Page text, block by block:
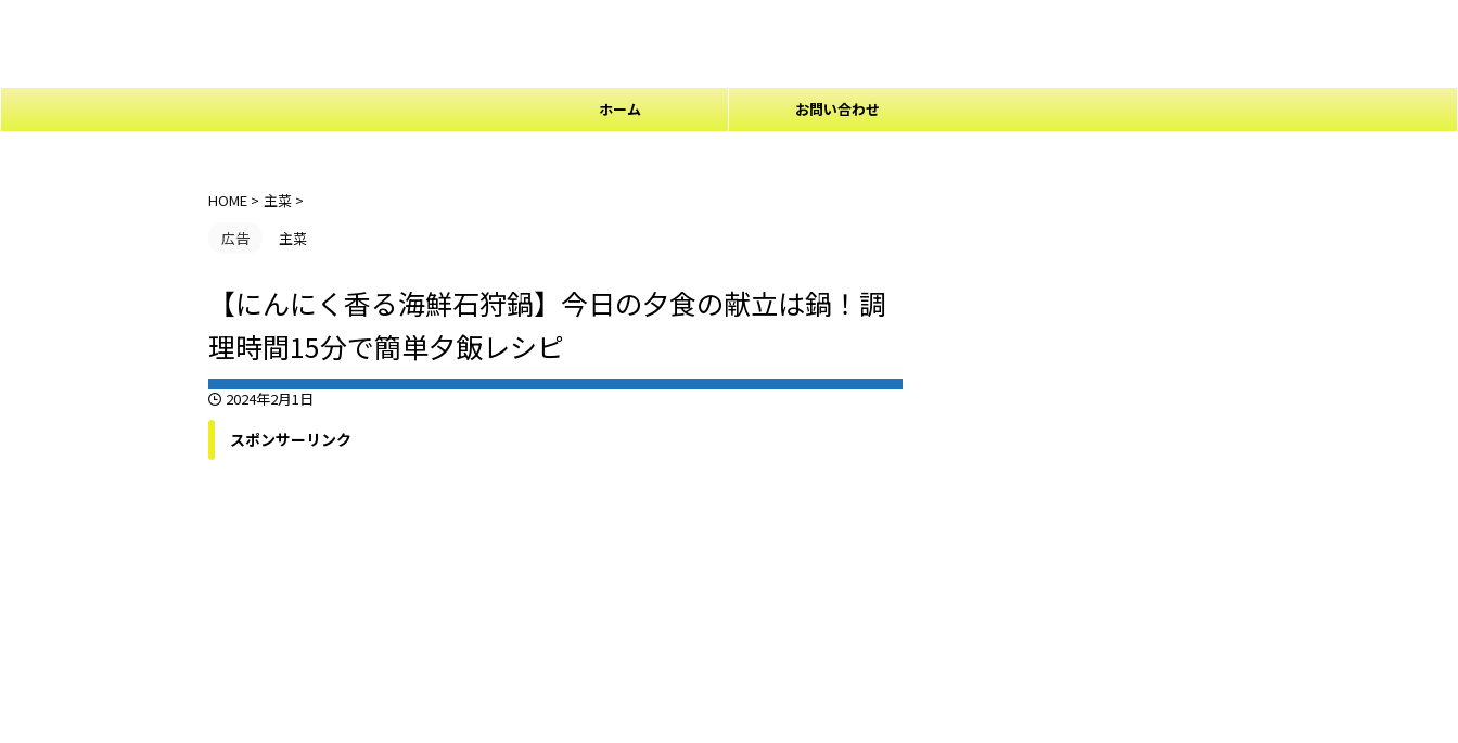
ホーム お問い合わせ
HOME > 主菜 >
広告
主菜
【にんにく香る海鮮石狩鍋】今日の夕食の献立は鍋！調
理時間15分で簡単夕飯レシピ
2024年2月1日
スポンサーリンク